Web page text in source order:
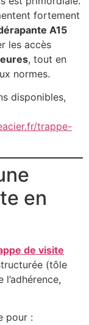
fortement
A15
les accès
, tout en
normes.
disponibles,
trappe-
en
de visite
(tôle
pour :